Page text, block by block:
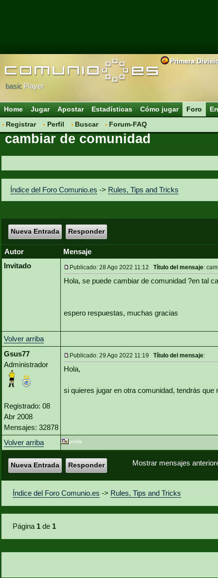
Primera
basicPlayer
Home Jugar Apostar Estadísticas Cómo jugar
Foro
Registrar
Perfil Buscar Forum-FAQ
cambiar de comunidad
Índice del Foro Comunio.es -> Rules, Tips and Tricks
Nueva Entrada Responder
Autor
Mensaje
Invitado
Publicado: 28 Ago 2022 11:12 Título del mensaje:
Hola, se puede cambiar de comunidad ?en tal
espero respuestas, muchas gracias
Volver arriba
Gsus77
Administrador
Registrado: 08
Abr 2008
Mensajes: 32878
Publicado: 29 Ago 2022 11:19 Título del mensaje:
Hola,
si quieres jugar en otra comunidad, tendrás
Volver arriba
Mostrar mensajes
Nueva Entrada Responder
Índice del Foro Comunio.es -> Rules, Tips and Tricks
Página 1 de 1